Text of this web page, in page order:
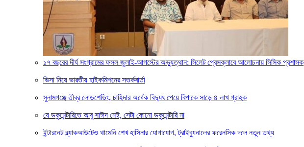
১৭ বছরের দীর্ঘ সংগ্রামের ফসল জুলাই-আগস্টের অভ্যুত্থান: সিলেট প্রেসক্লাবে আলোচনায় সিসিক প্রশাসক
ভিসা নিয়ে ভারতীয় হাইকমিশনের সতর্কবার্তা
সুনামগঞ্জে তীব্র লোডশেডিং, চাহিদার অর্ধেক বিদ্যুৎ পেয়ে বিপাকে সাড়ে ৪ লাখ গ্রাহক
যে ডকুমেন্টারিতে আবু সাঈদ নেই, সেটা কোনো ডকুমেন্টারি না
ইন্টারনেট ব্ল্যাকআউটেও থামেনি শেখ হাসিনার যোগাযোগ, ট্রাইব্যুনালের ফরেনসিক দলে নতুন তথ্য